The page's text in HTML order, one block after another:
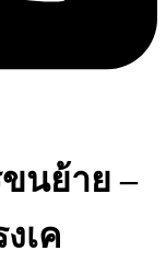
นย้าย –
เค